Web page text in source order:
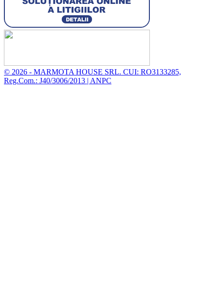
© 2026 - MARMOTA HOUSE SRL. CUI: RO3133285,
Reg.Com.: J40/3006/2013 | ANPC